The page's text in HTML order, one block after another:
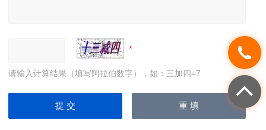
请输入计算结果（填写阿拉伯数字），如：三加四=7